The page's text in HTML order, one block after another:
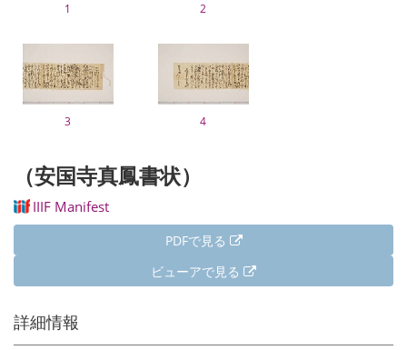
1 2
3 4
（安国寺真鳳書状）
IIIF Manifest
PDFで見る
ビューアで見る
詳細情報